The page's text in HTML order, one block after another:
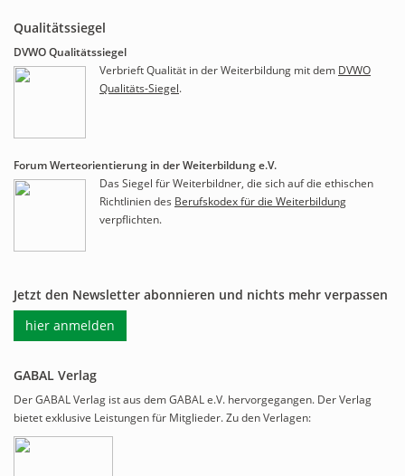
Qualitätssiegel
DVWO Qualitätssiegel
Verbrieft Qualität in der Weiterbildung mit dem DVWO
Qualitäts-Siegel.
Forum Werteorientierung in der Weiterbildung e.V.
Das Siegel für Weiterbildner, die sich auf die ethischen
Richtlinien des Berufskodex für die Weiterbildung
verpflichten.
Jetzt den Newsletter abonnieren und nichts mehr verpassen
hier anmelden
GABAL Verlag
Der GABAL Verlag ist aus dem GABAL e.V. hervorgegangen. Der Verlag
bietet exklusive Leistungen für Mitglieder. Zu den Verlagen: